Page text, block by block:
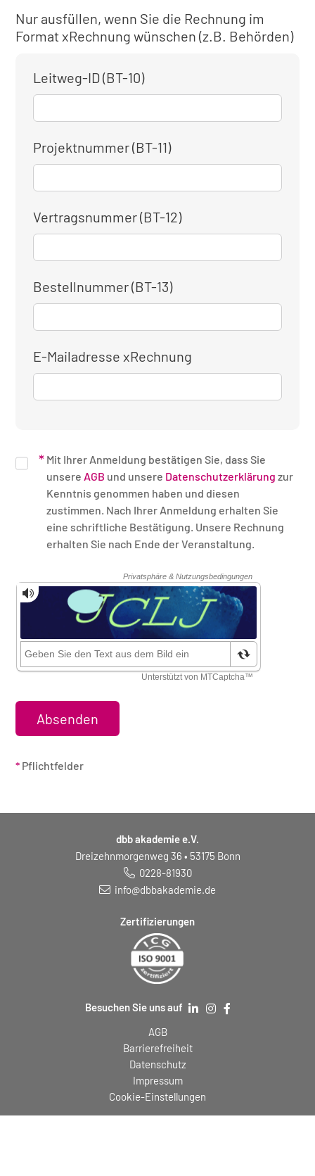
Nur ausfüllen, wenn Sie die Rechnung im
Format xRechnung wünschen (z.B. Behörden)
Leitweg-ID (BT-10)
Projektnummer (BT-11)
Vertragsnummer (BT-12)
Bestellnummer (BT-13)
E-Mailadresse xRechnung
Mit Ihrer Anmeldung bestätigen Sie, dass Sie
unsere AGB und unsere Datenschutzerklärung zur
Kenntnis genommen haben und diesen
zustimmen. Nach Ihrer Anmeldung erhalten Sie
eine schriftliche Bestätigung. Unsere Rechnung
erhalten Sie nach Ende der Veranstaltung.
Sicherheitsüberprüfung
* Pflichtfelder
dbb akademie e.V.
Dreizehnmorgenweg 36 • 53175 Bonn
0228-81930
info@dbbakademie.de
Zertifizierungen
Besuchen Sie uns auf
AGB
Barrierefreiheit
Datenschutz
Impressum
Cookie-Einstellungen